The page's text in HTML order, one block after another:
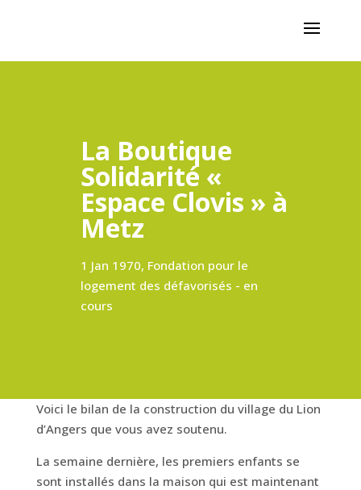
La Boutique
Solidarité «
Espace Clovis » à
Metz
1 Jan 1970, Fondation pour le
logement des défavorisés - en
cours
Voici le bilan de la construction du village du Lion
d’Angers que vous avez soutenu.
La semaine dernière, les premiers enfants se
sont installés dans la maison qui est maintenant